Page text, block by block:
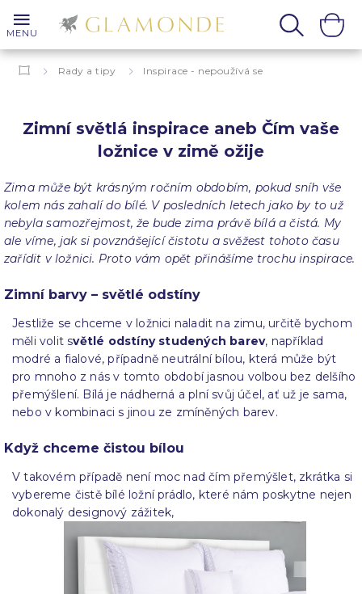
MENU
Rady a tipy Inspirace - nepoužívá se
Zimní světlá inspirace aneb Čím vaše
ložnice v zimě ožije
Zima může být krásným ročním obdobím, pokud sníh vše
kolem nás zahalí do bílé. V posledních letech jako by to už
nebyla samozřejmost, že bude zima právě bílá a čistá. My
ale víme, jak si povznášející čistotu a svěžest tohoto času
zařídit v ložnici. Proto vám opět přinášíme trochu inspirace.
Zimní barvy – světlé odstíny
Jestliže se chceme v ložnici naladit na zimu, určitě bychom
měli volit světlé odstíny studených barev, například
modré a fialové, případně neutrální bílou, která může být
pro mnoho z nás v tomto období jasnou volbou bez delšího
přemýšlení. Bílá je nádherná a plní svůj účel, ať už je sama,
nebo v kombinaci s jinou ze zmíněných barev.
Když chceme čistou bílou
V takovém případě není moc nad čím přemýšlet, zkrátka si
vybereme čistě bílé ložní prádlo, které nám poskytne nejen
dokonalý designový zážitek,